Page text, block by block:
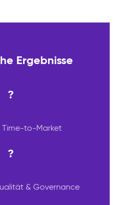
Ergebnisse
?
Time-to-Market
?
& Governance